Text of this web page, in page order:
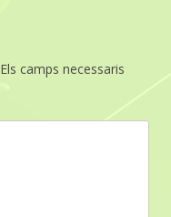
Els camps necessaris